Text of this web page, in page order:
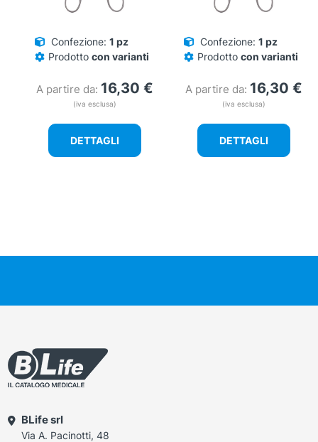
Confezione: 1 pz
Prodotto con varianti
A partire da: 16,30 €
(iva esclusa)
DETTAGLI
Confezione: 1 pz
Prodotto con varianti
A partire da: 16,30 €
(iva esclusa)
DETTAGLI
BLife srl
Via A. Pacinotti, 48